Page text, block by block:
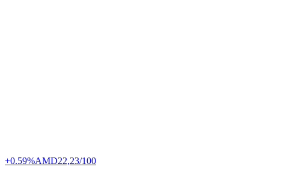
+0.59%AMD22,23/100